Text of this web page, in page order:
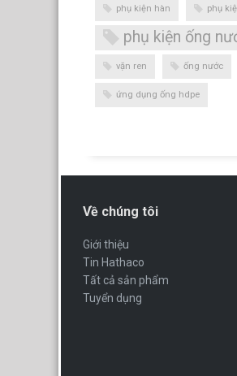
phụ kiện hàn phụ
phụ kiện ống
vặn ren ống nước
ứng dụng ống hdpe
Về chúng tôi
Giới thiệu
Tin Hathaco
Tất cả sản phẩm
Tuyển dụng